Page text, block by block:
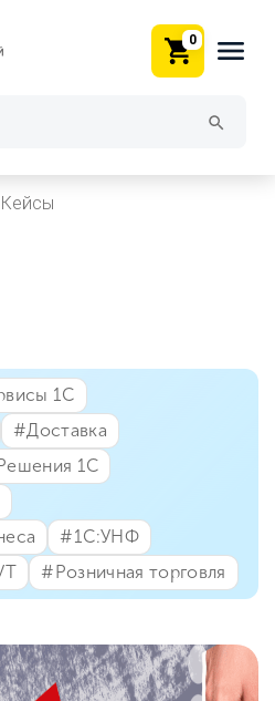
0
Кейсы
#⁣1С:УНФ
#⁣Розничная торговля
1С
#⁣Доставка
1С